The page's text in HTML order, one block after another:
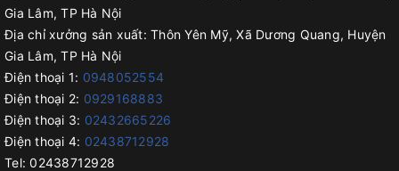
Gia Lâm, TP Hà Nội
Địa chỉ xưởng sản xuất: Thôn Yên Mỹ, Xã Dương Quang, Huyện
Gia Lâm, TP Hà Nội
Điện thoại 1: 0948052554
Điện thoại 2: 0929168883
Điện thoại 3: 02432665226
Điện thoại 4: 02438712928
Tel: 02438712928